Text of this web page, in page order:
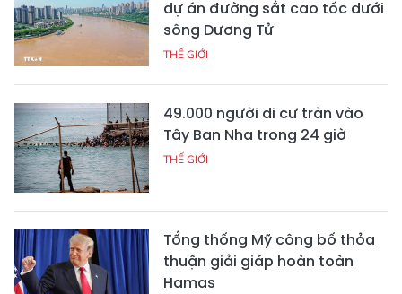
dự án đường sắt cao tốc dưới
sông Dương Tử
THẾ GIỚI
49.000 người di cư tràn vào
Tây Ban Nha trong 24 giờ
THẾ GIỚI
Tổng thống Mỹ công bố thỏa
thuận giải giáp hoàn toàn
Hamas